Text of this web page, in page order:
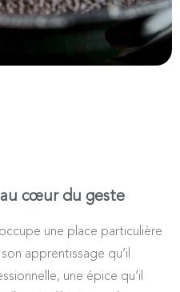
cœur du geste
une place particulière
apprentissage qu’il
une épice qu’il